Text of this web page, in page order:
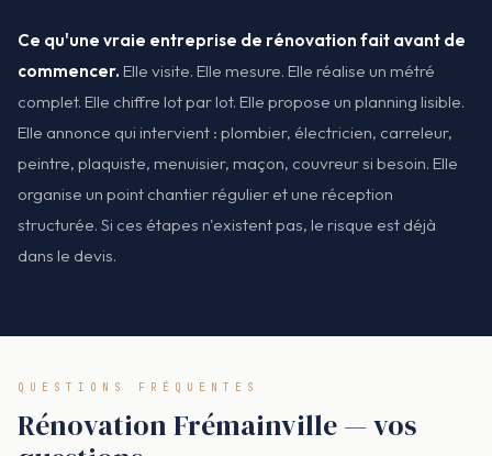
Ce qu'une vraie entreprise de rénovation fait avant de
commencer. Elle visite. Elle mesure. Elle réalise un métré
complet. Elle chiffre lot par lot. Elle propose un planning lisible.
Elle annonce qui intervient : plombier, électricien, carreleur,
peintre, plaquiste, menuisier, maçon, couvreur si besoin. Elle
organise un point chantier régulier et une réception
structurée. Si ces étapes n'existent pas, le risque est déjà
dans le devis.
QUESTIONS FRÉQUENTES
Rénovation Frémainville — vos